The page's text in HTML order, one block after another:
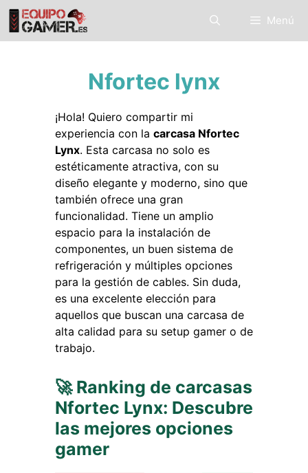
Saltar
contenido
Menú
Nfortec lynx
¡Hola! Quiero compartir mi
experiencia con la carcasa Nfortec
Lynx. Esta carcasa no solo es
estéticamente atractiva, con su
diseño elegante y moderno, sino que
también ofrece una gran
funcionalidad. Tiene un amplio
espacio para la instalación de
componentes, un buen sistema de
refrigeración y múltiples opciones
para la gestión de cables. Sin duda,
es una excelente elección para
aquellos que buscan una carcasa de
alta calidad para su setup gamer o de
trabajo.
🚀 Ranking de carcasas
Nfortec Lynx: Descubre
las mejores opciones
gamer